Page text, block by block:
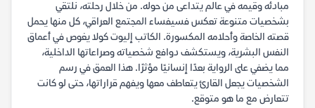
مبادئه وقيمه في عالم يتداعى من حوله. من خلال رحلته، نلتقي
بشخصيات متنوعة تعكس فسيفساء المجتمع العراقي، كل منها يحمل
قصته الخاصة وأحلامه المكسورة. الكاتب إليوت كولا يغوص في أعماق
النفس البشرية، ويستكشف دوافع شخصياته وصراعاتها الداخلية،
مما يضفي على الرواية بعدًا إنسانيًا مؤثرًا. هذا العمق في رسم
الشخصيات يجعل القارئ يتعاطف معها ويفهم قراراتها، حتى لو كانت
تتعارض مع ما هو متوقع.